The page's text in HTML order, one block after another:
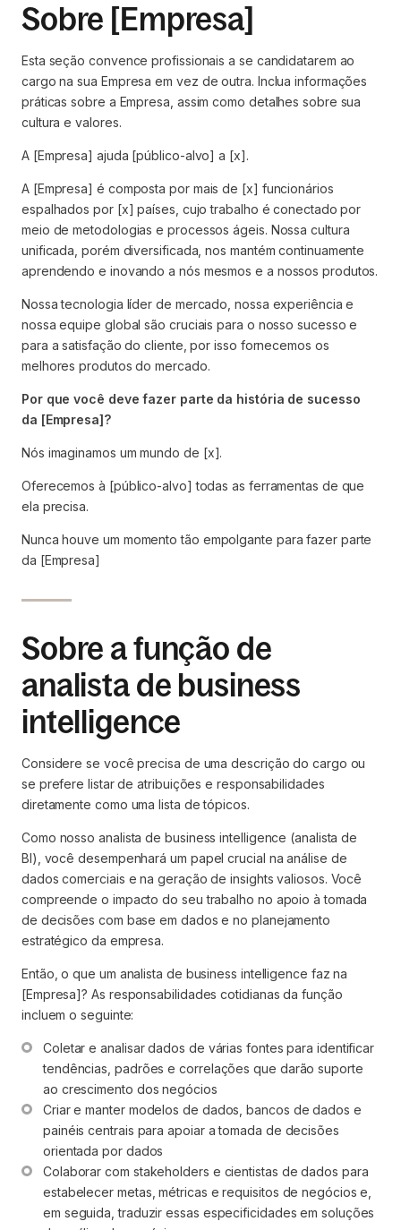
Sobre [Empresa]
Esta seção convence profissionais a se candidatarem ao
cargo na sua Empresa em vez de outra. Inclua informações
práticas sobre a Empresa, assim como detalhes sobre sua
cultura e valores.
A [Empresa] ajuda [público-alvo] a [x].
A [Empresa] é composta por mais de [x] funcionários
espalhados por [x] países, cujo trabalho é conectado por
meio de metodologias e processos ágeis. Nossa cultura
unificada, porém diversificada, nos mantém continuamente
aprendendo e inovando a nós mesmos e a nossos produtos.
Nossa tecnologia líder de mercado, nossa experiência e
nossa equipe global são cruciais para o nosso sucesso e
para a satisfação do cliente, por isso fornecemos os
melhores produtos do mercado.
Por que você deve fazer parte da história de sucesso
da [Empresa]?
Nós imaginamos um mundo de [x].
Oferecemos à [público-alvo] todas as ferramentas de que
ela precisa.
Nunca houve um momento tão empolgante para fazer parte
da [Empresa]
Sobre a função de
analista de business
intelligence
Considere se você precisa de uma descrição do cargo ou
se prefere listar de atribuições e responsabilidades
diretamente como uma lista de tópicos.
Como nosso analista de business intelligence (analista de
BI), você desempenhará um papel crucial na análise de
dados comerciais e na geração de insights valiosos. Você
compreende o impacto do seu trabalho no apoio à tomada
de decisões com base em dados e no planejamento
estratégico da empresa.
Então, o que um analista de business intelligence faz na
[Empresa]? As responsabilidades cotidianas da função
incluem o seguinte:
Coletar e analisar dados de várias fontes para identificar
tendências, padrões e correlações que darão suporte
ao crescimento dos negócios
Criar e manter modelos de dados, bancos de dados e
painéis centrais para apoiar a tomada de decisões
orientada por dados
Colaborar com stakeholders e cientistas de dados para
estabelecer metas, métricas e requisitos de negócios e,
em seguida, traduzir essas especificidades em soluções